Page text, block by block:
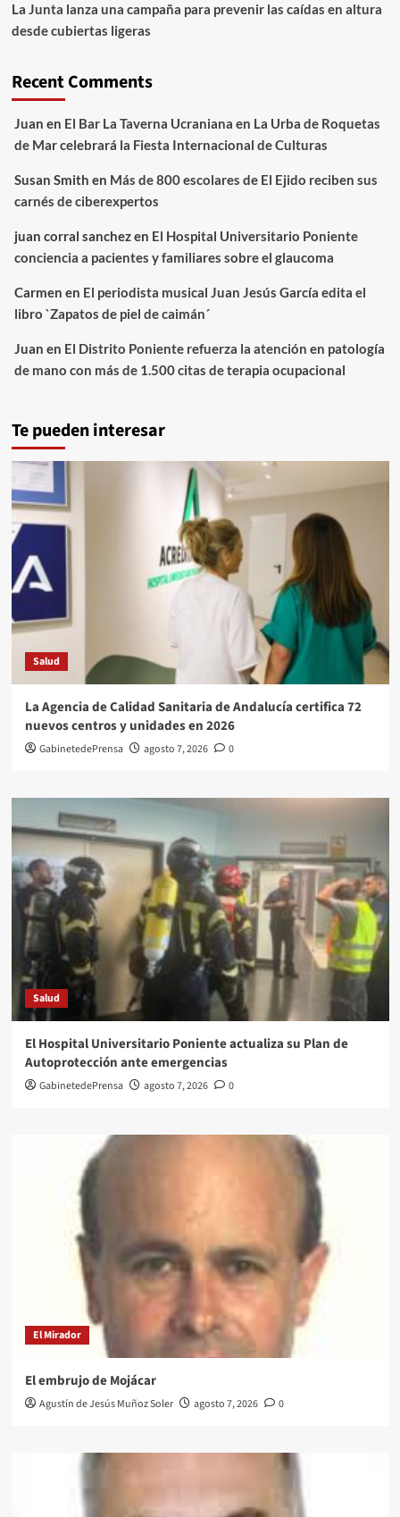
La Junta lanza una campaña para prevenir las caídas en altura
desde cubiertas ligeras
Recent Comments
Juan en El Bar La Taverna Ucraniana en La Urba de Roquetas
de Mar celebrará la Fiesta Internacional de Culturas
Susan Smith en Más de 800 escolares de El Ejido reciben sus
carnés de ciberexpertos
juan corral sanchezen El Hospital Universitario Poniente
conciencia a pacientes y familiares sobre el glaucoma
Carmen en El periodista musical Juan Jesús García edita el
libro `Zapatos de piel de caimán´
Juan en El Distrito Poniente refuerza la atención en patología
de mano con más de 1.500 citas de terapia ocupacional
Te pueden interesar
Salud
La Agencia de Calidad Sanitaria de Andalucía certifica 72
nuevos centros y unidades en 2026
GabinetedePrensa agosto 7, 2026 0
Salud
El Hospital Universitario Poniente actualiza su Plan de
Autoprotección ante emergencias
GabinetedePrensa agosto 7, 2026 0
El Mirador
El embrujo de Mojácar
Agustín de Jesús Muñoz Soler agosto 7, 2026 0